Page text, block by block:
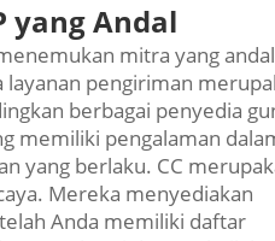
yang Andal
mitra yang
layanan pengiriman
berbagai penyedia
memiliki pengalaman
yang berlaku. CC
Mereka menyediakan
Anda memiliki daftar